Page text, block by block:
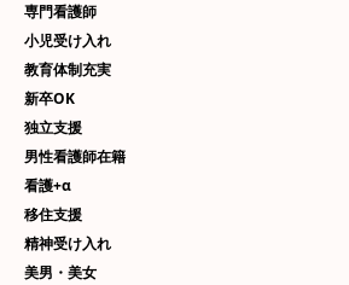
専門看護師
小児受け入れ
教育体制充実
新卒OK
独立支援
男性看護師在籍
看護+α
移住支援
精神受け入れ
美男・美女